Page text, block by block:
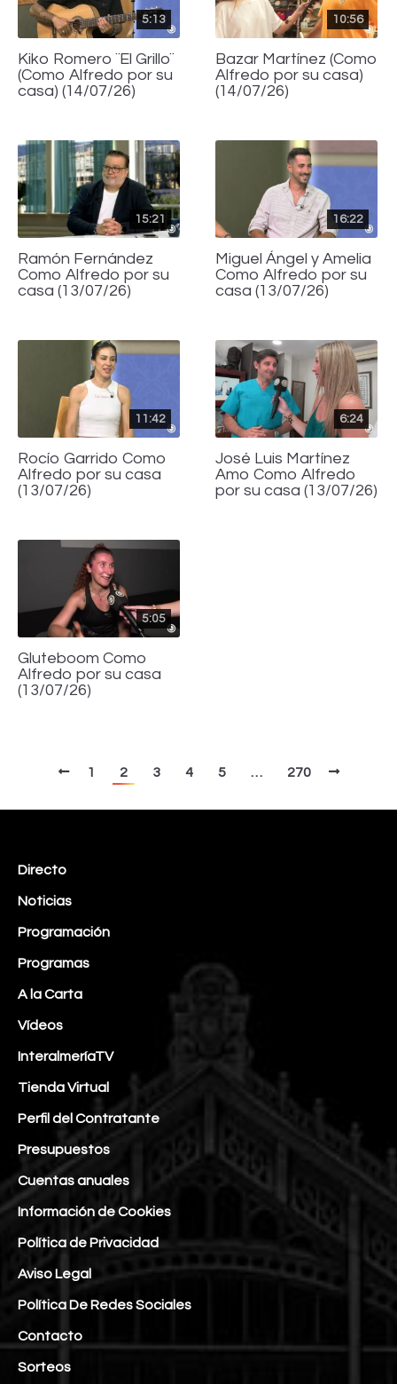
5:13
Kiko Romero ¨El Grillo¨
(Como Alfredo por su
casa) (14/07/26)
10:56
Bazar Martínez (Como
Alfredo por su casa)
(14/07/26)
15:21
Ramón Fernández
Como Alfredo por su
casa (13/07/26)
16:22
Miguel Ángel y Amelia
Como Alfredo por su
casa (13/07/26)
11:42
Rocío Garrido Como
Alfredo por su casa
(13/07/26)
6:24
José Luis Martínez
Amo Como Alfredo
por su casa (13/07/26)
5:05
Gluteboom Como
Alfredo por su casa
(13/07/26)
1 2 3 4 5 … 270
Directo
Noticias
Programación
Programas
A la Carta
Vídeos
InteralmeríaTV
Tienda Virtual
Perfil del Contratante
Presupuestos
Cuentas anuales
Información de Cookies
Política de Privacidad
Aviso Legal
Política De Redes Sociales
Contacto
Sorteos